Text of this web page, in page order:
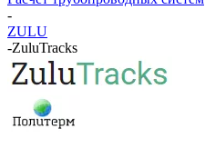
-
ZULU
-ZuluTracks